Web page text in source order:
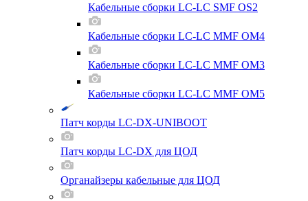
Кабельные сборки LC-LC SMF OS2
Кабельные сборки LC-LC MMF OM4
Кабельные сборки LC-LC MMF OM3
Кабельные сборки LC-LC MMF OM5
Патч корды LC-DX-UNIBOOT
Патч корды LC-DX для ЦОД
Органайзеры кабельные для ЦОД